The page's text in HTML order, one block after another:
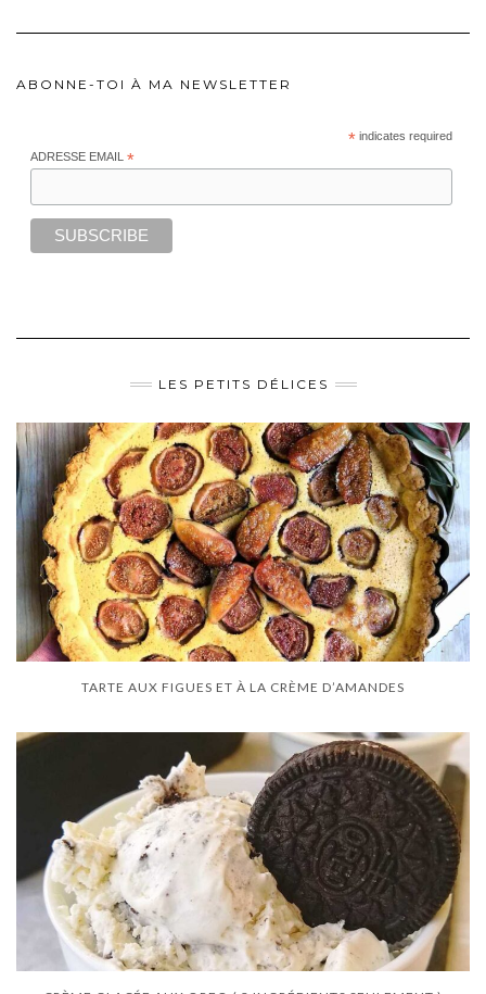
ABONNE-TOI À MA NEWSLETTER
*indicates required
ADRESSE EMAIL *
LES PETITS DÉLICES
TARTE AUX FIGUES ET À LA CRÈME D’AMANDES